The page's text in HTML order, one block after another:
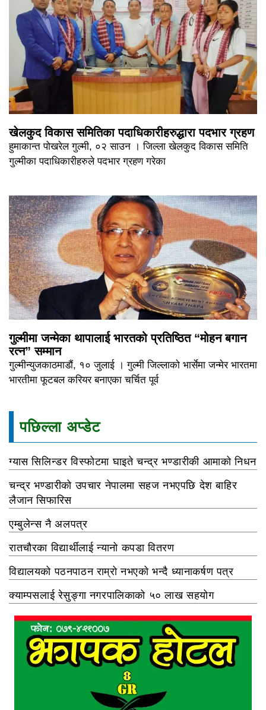
खेलकुद विकास समितिका पदाधिकारीहरुद्धारा पदभार ग्रहण
हुमाकान्त पोखरेल गुल्मी, ०२ साउन । जिल्ला खेलकुद विकास समिति
गुल्मीका पदाधिकारीहरुले पदभार ग्रहण गरेका
गुल्मीमा जन्मेका थापालाई भारतको प्रतिष्ठित “मोहन बगान
रत्न” सम्मान
गुल्मीन्युजकाठमाडौं, १० जुलाई । गुल्मी जिल्लाको भार्सेमा जन्मेर भारतमा
भारतीमा फूटबल करियर बनाएका चर्चित पूर्व
पछिल्ला अप्डेट
ग्यास सिलिन्डर विस्फोटमा घाइते चन्द्र भण्डारीकी आमाको निधन
चन्द्र भण्डारीको उपचार नेपालमा सहज नभएपछि देश बाहिर
लैजान सिफारिस
एम्बुलेन्स नै अलपत्र
रातचौरका विद्यार्थीलाई न्यानो कपडा वितरण
विद्यालयको पठनपाठन राम्रो नभएको भन्दै ध्यानाकर्षण पत्र
क्याम्पसलाई रेसुङ्गा नगरपालिकाको ५० लाख सहयोग